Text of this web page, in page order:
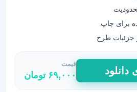
برای چاپ
جزئیات طرح
دانلود
قیمت
۶۹,۰۰۰ تومان